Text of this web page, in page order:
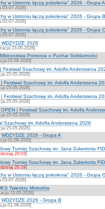
w Ustroniu łączą pokolenia" 2026 - Grupa
07-2026]
w Ustroniu łączą pokolenia" 2026 - Grupa
07-2026]
w Ustroniu łączą pokolenia" 2026 - Grupa
07-2026]
2026
05-2026]
Pomorza o Puchar Solidarności
08-2026]
| Festiwal Szachowy im. Adolfa Anderssena
05-2026]
| Festiwal Szachowy im. Adolfa Anderssena
05-2026]
| Festiwal Szachowy im. Adolfa Anderssena
05-2026]
OPEN | Festiwal Szachowy im. Adolfa
05-2026]
Szachowy im. Adolfa Anderssena 2026
05-2026]
2026 - Grupa A
08-2026]
Turniej Szachowy im. Jana Zukertorta
20:03]
Turniej Szachowy im. Jana Zukertorta
20:19]
w Ustroniu łączą pokolenia" 2026 - Grupa
07-2026]
Twierdzy Mokotów
05-2026]
2026 - Grupa B
08-2026]